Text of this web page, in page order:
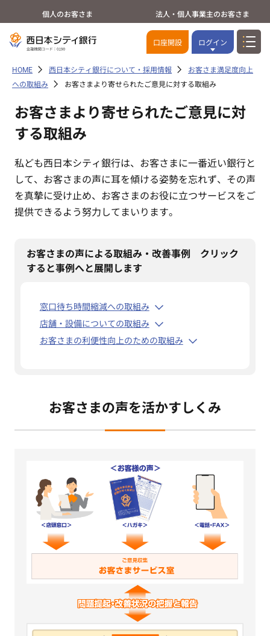
個人のお客さま 法人・個人事業主のお客さま
口座開設 ログイン
HOME 西日本シティ銀行について・採用情報
お客さま満足度向上
への取組み
お客さまより寄せられたご意見に対する取組み
お客さまより寄せられたご意見に対
する取組み
私ども西日本シティ銀行は、お客さまに一番近い銀行と
して、お客さまの声に耳を傾ける姿勢を忘れず、その声
を真摯に受け止め、お客さまのお役に立つサービスをご
提供できるよう努力してまいります。
お客さまの声による取組み・改善事例 クリック
すると事例へと展開します
窓口待ち時間縮減への取組み
店舗・設備についての取組み
お客さまの利便性向上のための取組み
お客さまの声を活かすしくみ